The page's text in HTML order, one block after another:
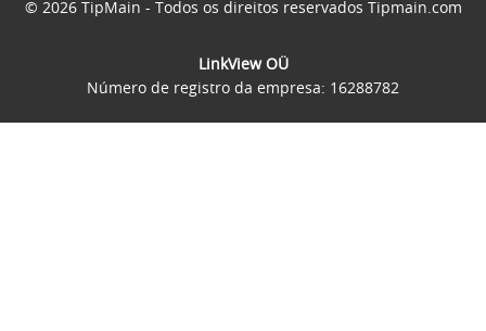
© 2026 TipMain - Todos os direitos reservados Tipmain.com
LinkView OÜ
Número de registro da empresa: 16288782